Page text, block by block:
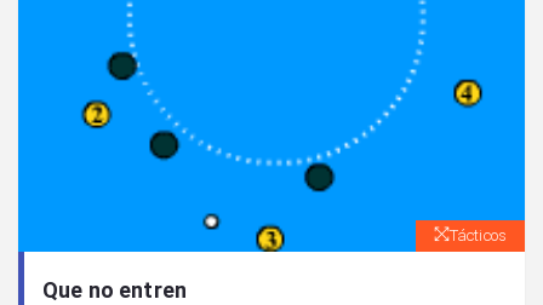
Tácticos
Que no entren